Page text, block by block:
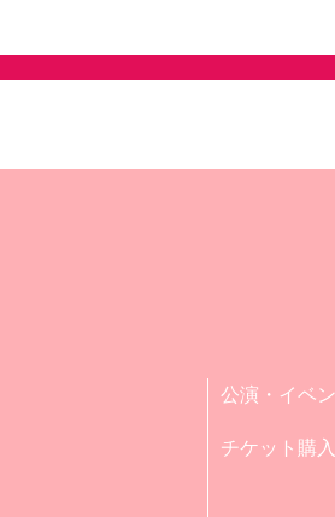
公演・イベ
チケット購入